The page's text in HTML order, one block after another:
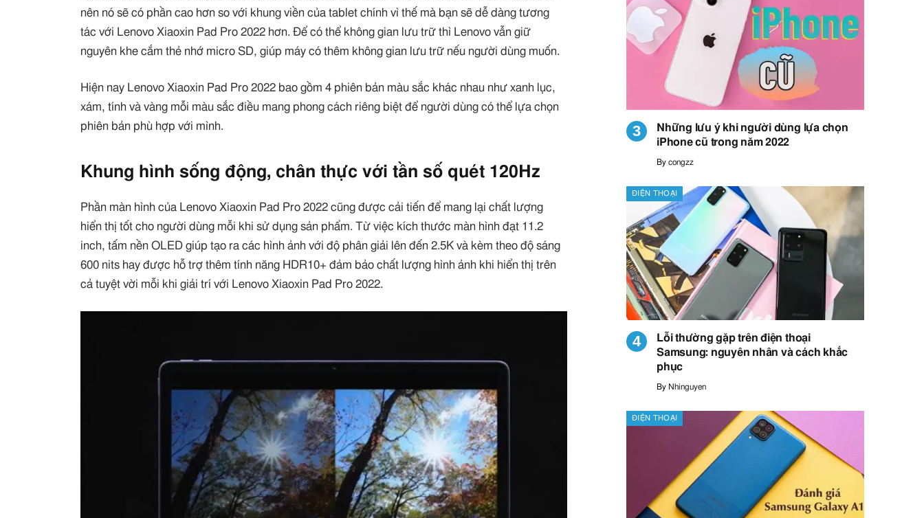
nên nó sẽ có phần cao hơn so với khung viền của tablet chính vì thế mà bạn sẽ dễ dàng tương
tác với Lenovo Xiaoxin Pad Pro 2022 hơn. Để có thể không gian lưu trữ thì Lenovo vẫn giữ
nguyên khe cắm thẻ nhớ micro SD, giúp máy có thêm không gian lưu trữ nếu người dùng muốn.
Hiện nay Lenovo Xiaoxin Pad Pro 2022 bao gồm 4 phiên bản màu sắc khác nhau như xanh lục,
xám, tính và vàng mỗi màu sắc điều mang phong cách riêng biệt để người dùng có thể lựa chọn
phiên bản phù hợp với mình.
Khung hình sống động, chân thực với tần số quét 120Hz
Phần màn hình của Lenovo Xiaoxin Pad Pro 2022 cũng được cải tiến để mang lại chất lượng
hiển thị tốt cho người dùng mỗi khi sử dụng sản phẩm. Từ việc kích thước màn hình đạt 11.2
inch, tấm nền OLED giúp tạo ra các hình ảnh với độ phân giải lên đến 2.5K và kèm theo độ sáng
600 nits hay được hỗ trợ thêm tính năng HDR10+ đảm bảo chất lượng hình ảnh khi hiển thị trên
cả tuyệt vời mỗi khi giải trí với Lenovo Xiaoxin Pad Pro 2022.
Những lưu ý khi người dùng lựa chọn
iPhone cũ trong năm 2022
By congzz
ĐIỆN THOẠI
Lỗi thường gặp trên điện thoại
Samsung: nguyên nhân và cách khắc
phục
By Nhinguyen
ĐIỆN THOẠI